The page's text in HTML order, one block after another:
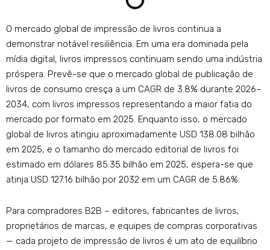
O mercado global de impressão de livros continua a
demonstrar notável resiliência. Em uma era dominada pela
mídia digital, livros impressos continuam sendo uma indústria
próspera. Prevê-se que o mercado global de publicação de
livros de consumo cresça a um CAGR de 3.8% durante 2026–
2034, com livros impressos representando a maior fatia do
mercado por formato em 2025. Enquanto isso, o mercado
global de livros atingiu aproximadamente USD 138.08 bilhão
em 2025, e o tamanho do mercado editorial de livros foi
estimado em dólares 85.35 bilhão em 2025, espera-se que
atinja USD 127.16 bilhão por 2032 em um CAGR de 5.86%.
Para compradores B2B – editores, fabricantes de livros,
proprietários de marcas, e equipes de compras corporativas
— cada projeto de impressão de livros é um ato de equilíbrio